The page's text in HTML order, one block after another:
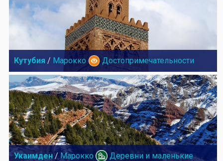
Кутубия / Марокко Достопримечательности
Укаимден/ Марокко
Деревни и маленькие